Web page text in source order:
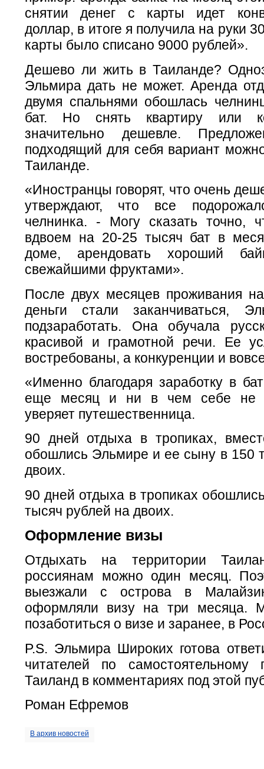
снятии денег с карты идет
доллар, в итоге я получила на руки
карты было списано 9000 рублей».
Дешево ли жить в Таиланде?
Эльмира дать не может. Аренда
двумя спальнями обошлась
бат. Но снять квартиру или
значительно дешевле.
подходящий для себя вариант
Таиланде.
«Иностранцы говорят, что очень
утверждают, что все
челнинка. - Могу сказать точно,
вдвоем на 20-25 тысяч бат в
доме, арендовать хороший
свежайшими фруктами».
После двух месяцев проживания
деньги стали заканчиваться,
подзаработать. Она обучала
красивой и грамотной речи. Ее
востребованы, а конкуренции и
«Именно благодаря заработку в
еще месяц и ни в чем себе не
уверяет путешественница.
90 дней отдыха в тропиках,
обошлись Эльмире и ее сыну в 150
двоих.
90 дней отдыха в тропиках
тысяч рублей на двоих.
Оформление визы
Отдыхать на территории
россиянам можно один месяц.
выезжали с острова в
оформляли визу на три месяца.
позаботиться о визе и заранее, в
P.S. Эльмира Широких готова
читателей по самостоятельному
Таиланд в комментариях под этой
Роман Ефремов
В архив новостей